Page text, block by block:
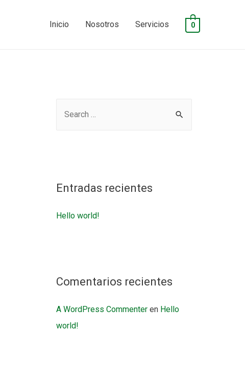
Inicio Nosotros Servicios 0
Entradas recientes
Hello world!
Comentarios recientes
A WordPress Commenter en Hello
world!